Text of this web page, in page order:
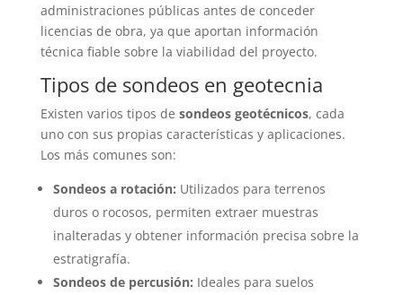
administraciones públicas antes de conceder
licencias de obra, ya que aportan información
técnica fiable sobre la viabilidad del proyecto.
Tipos de sondeos en geotecnia
Existen varios tipos de sondeos geotécnicos, cada
uno con sus propias características y aplicaciones.
Los más comunes son:
Sondeos a rotación: Utilizados para terrenos
duros o rocosos, permiten extraer muestras
inalteradas y obtener información precisa sobre la
estratigrafía.
Sondeos de percusión: Ideales para suelos